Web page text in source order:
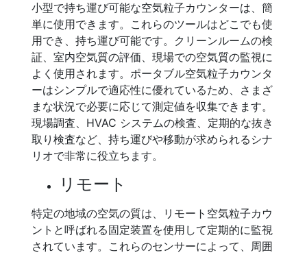
小型で持ち運び可能な空気粒子カウンターは、簡
単に使用できます。これらのツールはどこでも使
用でき、持ち運び可能です。クリーンルームの検
証、室内空気質の評価、現場での空気質の監視に
よく使用されます。ポータブル空気粒子カウンタ
ーはシンプルで適応性に優れているため、さまざ
まな状況で必要に応じて測定値を収集できます。
現場調査、HVAC システムの検査、定期的な抜き
取り検査など、持ち運びや移動が求められるシナ
リオで非常に役立ちます。
リモート
特定の地域の空気の質は、リモート空気粒子カウ
ントと呼ばれる固定装置を使用して定期的に監視
されています。これらのセンサーによって、周囲